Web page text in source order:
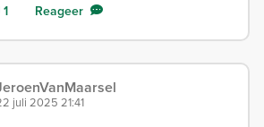
1 Reageer
juli 2025 21:41